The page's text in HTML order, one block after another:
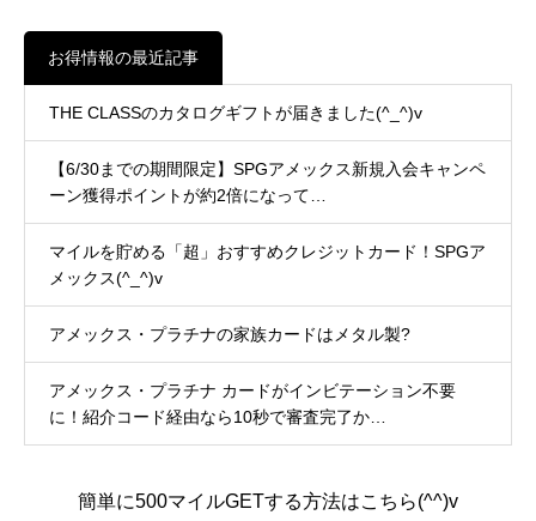
お得情報の最近記事
THE CLASSのカタログギフトが届きました(^_^)v
【6/30までの期間限定】SPGアメックス新規入会キャンペ
ーン獲得ポイントが約2倍になって…
マイルを貯める「超」おすすめクレジットカード！SPGア
メックス(^_^)v
アメックス・プラチナの家族カードはメタル製?
アメックス・プラチナ カードがインビテーション不要
に！紹介コード経由なら10秒で審査完了か…
簡単に500マイルGETする方法はこちら(^^)v